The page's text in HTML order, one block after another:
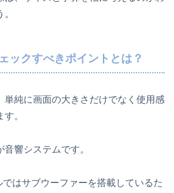
ックすべきポイントとは？
単純に画面の大きさだけでなく使用感
。
響システムです。
はサブウーファーを搭載しているた